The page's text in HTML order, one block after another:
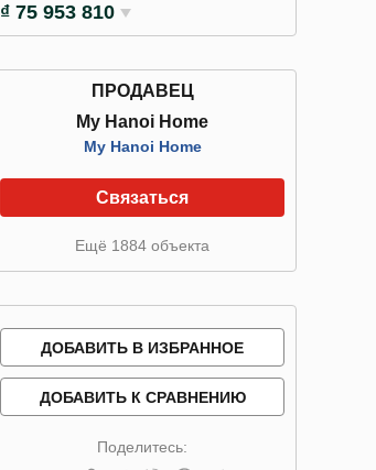
₫ 75 953 810
ПРОДАВЕЦ
My Hanoi Home
My Hanoi Home
Связаться
Ещё 1884 объекта
ДОБАВИТЬ В ИЗБРАННОЕ
ДОБАВИТЬ К СРАВНЕНИЮ
Поделитесь: